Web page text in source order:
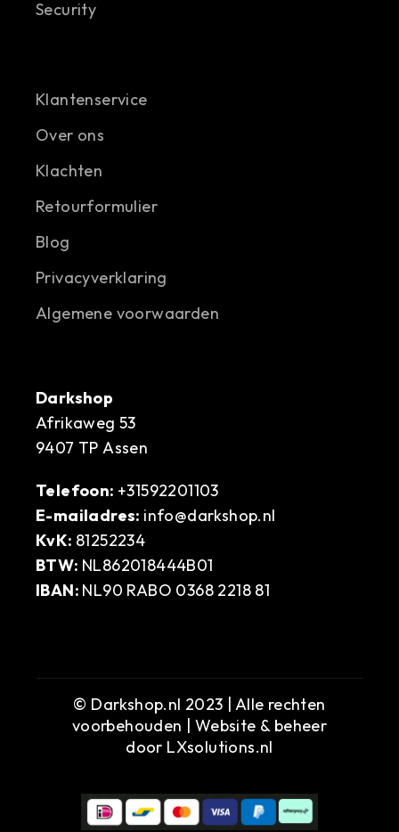
Security
Klantenservice
Over ons
Klachten
Retourformulier
Blog
Privacyverklaring
Algemene voorwaarden
Darkshop
Afrikaweg 53
9407 TP Assen
Telefoon: +31592201103
E-mailadres: info@darkshop.nl
KvK: 81252234
BTW: NL862018444B01
IBAN: NL90 RABO 0368 2218 81
© Darkshop.nl 2023 | Alle rechten
voorbehouden | Website & beheer
door LXsolutions.nl